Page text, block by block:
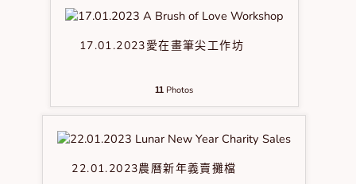
17.01.2023愛在畫筆尖工作坊
11 Photos
22.01.2023農曆新年義賣攤檔